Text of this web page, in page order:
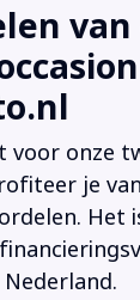
van
voor onze
je
Het